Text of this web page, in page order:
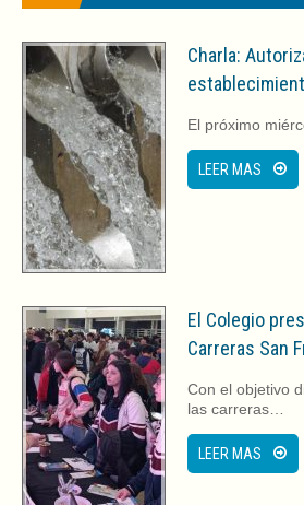
Charla:
El próximo
LEER MAS
El Colegio
Carreras San
Con el objetivo
las carreras…
LEER MAS